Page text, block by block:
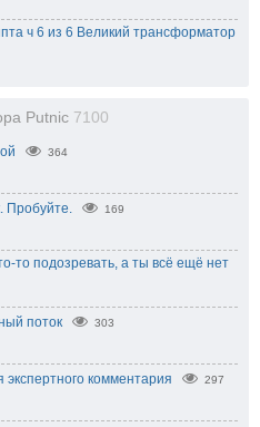
ч 6 из 6 Великий трансформатор
Putnic 7100
364
Пробуйте. 169
то подозревать, а ты всё ещё нет
поток 303
комментария 297